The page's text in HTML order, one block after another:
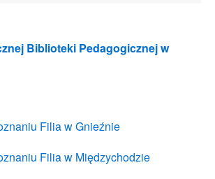
Biblioteki Pedagogicznej w
Filia w Gnieźnie
Filia w Międzychodzie